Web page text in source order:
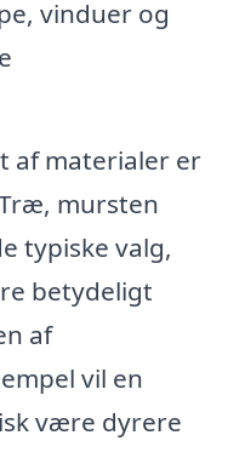
vinduer og
af materialer er
mursten
typiske valg,
betydeligt
af
vil en
være dyrere